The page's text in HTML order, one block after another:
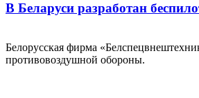
В Беларуси разработан
Белорусская фирма
противовоздушной обороны.